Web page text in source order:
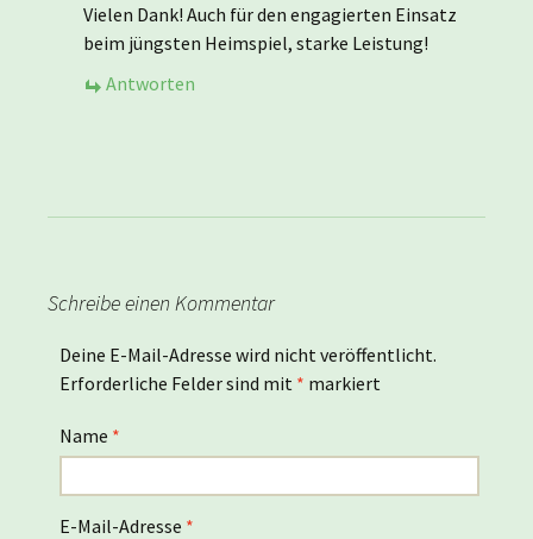
Vielen Dank! Auch für den engagierten Einsatz
beim jüngsten Heimspiel, starke Leistung!
Antworten
Schreibe einen Kommentar
Deine E-Mail-Adresse wird nicht veröffentlicht.
Erforderliche Felder sind mit * markiert
Name *
E-Mail-Adresse *